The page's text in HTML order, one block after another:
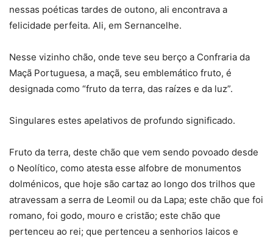
nessas poéticas tardes de outono, ali encontrava a
felicidade perfeita. Ali, em Sernancelhe.
Nesse vizinho chão, onde teve seu berço a Confraria da
Maçã Portuguesa, a maçã, seu emblemático fruto, é
designada como “fruto da terra, das raízes e da luz”.
Singulares estes apelativos de profundo significado.
Fruto da terra, deste chão que vem sendo povoado desde
o Neolítico, como atesta esse alfobre de monumentos
dolménicos, que hoje são cartaz ao longo dos trilhos que
atravessam a serra de Leomil ou da Lapa; este chão que foi
romano, foi godo, mouro e cristão; este chão que
pertenceu ao rei; que pertenceu a senhorios laicos e